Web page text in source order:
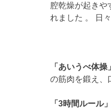
腔乾燥が起きや
れました 。 日
「あいうべ体操」
の筋肉を鍛え、
「3時間ルール」